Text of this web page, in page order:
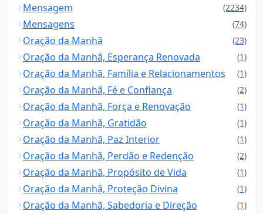
Mensagem (2234)
Mensagens (74)
Oração da Manhã (23)
Oração da Manhã, Esperança Renovada (1)
Oração da Manhã, Família e Relacionamentos (1)
Oração da Manhã, Fé e Confiança (2)
Oração da Manhã, Força e Renovação (1)
Oração da Manhã, Gratidão (1)
Oração da Manhã, Paz Interior (1)
Oração da Manhã, Perdão e Redenção (2)
Oração da Manhã, Propósito de Vida (1)
Oração da Manhã, Proteção Divina (1)
Oração da Manhã, Sabedoria e Direção (1)